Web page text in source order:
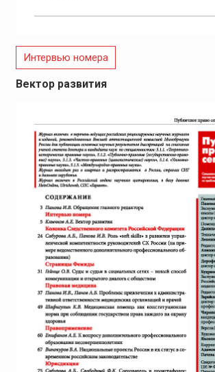
Интервью номера
Вектор развития